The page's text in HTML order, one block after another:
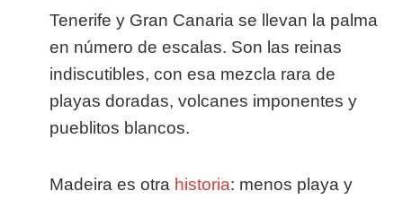
Tenerife y Gran Canaria se llevan la palma
en número de escalas. Son las reinas
indiscutibles, con esa mezcla rara de
playas doradas, volcanes imponentes y
pueblitos blancos.
Madeira es otra historia: menos playa y